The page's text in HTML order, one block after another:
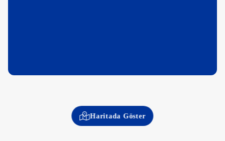
Haritada Göster